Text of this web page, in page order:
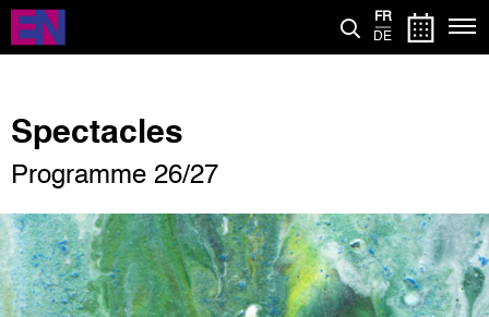
Aller
contenu
FR
DE
Spectacles
Programme 26/27